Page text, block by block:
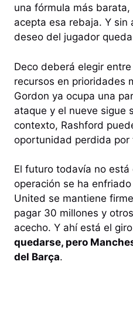
una fórmula más
acepta esa rebaja. Y sin
deseo del jugador
Deco deberá elegir
recursos en prioridades
Gordon ya ocupa una
ataque y el nueve sigue
contexto, Rashford
oportunidad perdida por
El futuro todavía no está
operación se ha
United se mantiene
pagar 30 millones y
acecho. Y ahí está el
quedarse, pero
del Barça.